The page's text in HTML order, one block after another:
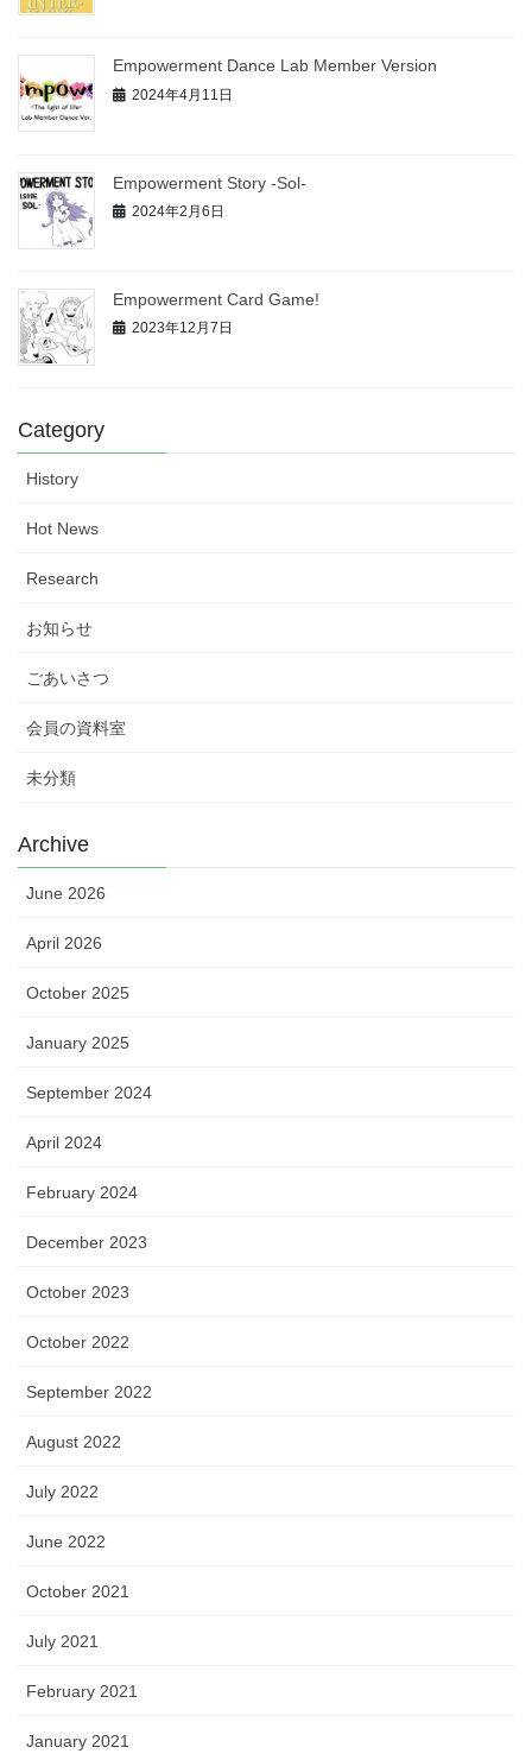
Empowerment Dance Lab Member Version
2024年4月11日
Empowerment Story -Sol‐
2024年2月6日
Empowerment Card Game!
2023年12月7日
Category
History
Hot News
Research
お知らせ
ごあいさつ
会員の資料室
未分類
Archive
June 2026
April 2026
October 2025
January 2025
September 2024
April 2024
February 2024
December 2023
October 2023
October 2022
September 2022
August 2022
July 2022
June 2022
October 2021
July 2021
February 2021
January 2021